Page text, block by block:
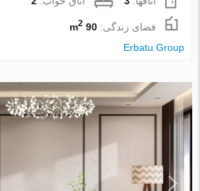
فضای زندگی:90 m
2
Erbatu Group